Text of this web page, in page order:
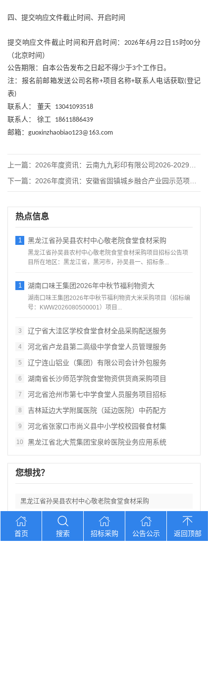
四、提交响应文件截止时间、开启时间
提交响应文件截止时间和开启时间：2026年6月22 日 15时00分
（北京时间）
公告期限：自本公告发布之日起不得少于3个工作日。
注：报名前邮箱发送公司名称+项目名称+联系人电话获取(登记
表)
联系人：
董天 13041093518
联系人：
徐工
18611886439
邮箱： guoxinzhaobiao123@163.com
上一篇： 2026年度资讯：云南九九彩印有限公司2026-2029年日
下一篇： 2026年度资讯：安徽省固镇城乡融合产业园示范项目施工总承包
热点信息
1 黑龙江省孙吴县农村中心敬老院食堂食材采购
黑龙江省孙吴县农村中心敬老院食堂食材采购项目招标公告项
目所在地区：黑龙江省，黑河市，孙吴县一、招标条...
1 湖南口味王集团2026年中秋节福利物资大
湖南口味王集团2026年中秋节福利物资大米采购项目（招标编
号：KWW2026080500001）项目...
3 辽宁省大洼区学校食堂食材全品采购配送服务
4 河北省卢龙县第二高级中学食堂人员管理服务
5 辽宁连山铝业（集团）有限公司会计外包服务
6 湖南省长沙师范学院食堂物资供货商采购项目
7 河北省沧州市第七中学食堂人员服务项目招标
8 吉林延边大学附属医院（延边医院）中药配方
9 河北省张家口市尚义县中小学校校园餐食材集
10 黑龙江省北大荒集团宝泉岭医院业务应用系统
您想找？
黑龙江省孙吴县农村中心敬老院食堂食材采购
湖南口味王集团2026年中秋节福利物资大
辽宁省大洼区学校食堂食材全品采购配送服务
首页 搜索 招标采购 公告公示 返回顶部